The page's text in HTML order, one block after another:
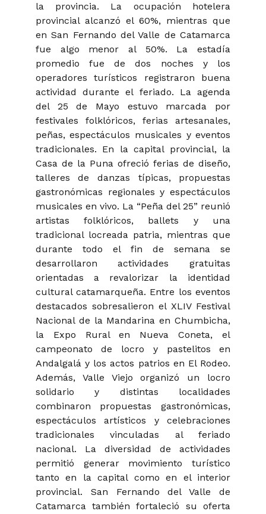
la provincia. La ocupación hotelera
provincial alcanzó el 60%, mientras que
en San Fernando del Valle de Catamarca
fue algo menor al 50%. La estadía
promedio fue de dos noches y los
operadores turísticos registraron buena
actividad durante el feriado. La agenda
del 25 de Mayo estuvo marcada por
festivales folklóricos, ferias artesanales,
peñas, espectáculos musicales y eventos
tradicionales. En la capital provincial, la
Casa de la Puna ofreció ferias de diseño,
talleres de danzas típicas, propuestas
gastronómicas regionales y espectáculos
musicales en vivo. La “Peña del 25” reunió
artistas folklóricos, ballets y una
tradicional locreada patria, mientras que
durante todo el fin de semana se
desarrollaron actividades gratuitas
orientadas a revalorizar la identidad
cultural catamarqueña. Entre los eventos
destacados sobresalieron el XLIV Festival
Nacional de la Mandarina en Chumbicha,
la Expo Rural en Nueva Coneta, el
campeonato de locro y pastelitos en
Andalgalá y los actos patrios en El Rodeo.
Además, Valle Viejo organizó un locro
solidario y distintas localidades
combinaron propuestas gastronómicas,
espectáculos artísticos y celebraciones
tradicionales vinculadas al feriado
nacional. La diversidad de actividades
permitió generar movimiento turístico
tanto en la capital como en el interior
provincial. San Fernando del Valle de
Catamarca también fortaleció su oferta